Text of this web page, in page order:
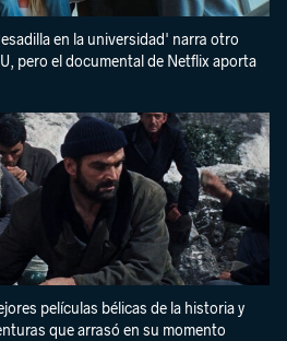
en la universidad' narra otro
pero el documental de Netflix aporta
películas bélicas de la historia y
que arrasó en su momento